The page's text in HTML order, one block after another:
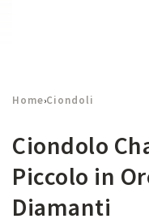
Home›Ciondoli
Ciondolo
Piccolo in
Diamanti